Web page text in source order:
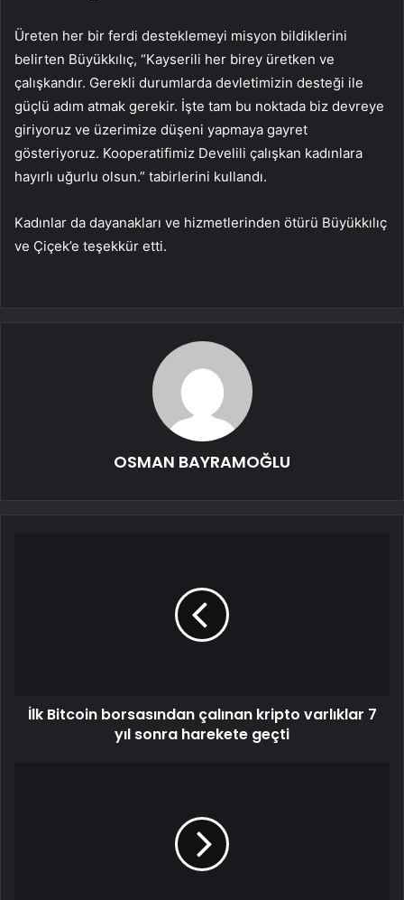
Üreten her bir ferdi desteklemeyi misyon bildiklerini
belirten Büyükkılıç, “Kayserili her birey üretken ve
çalışkandır. Gerekli durumlarda devletimizin desteği ile
güçlü adım atmak gerekir. İşte tam bu noktada biz devreye
giriyoruz ve üzerimize düşeni yapmaya gayret
gösteriyoruz. Kooperatifimiz Develili çalışkan kadınlara
hayırlı uğurlu olsun.” tabirlerini kullandı.
Kadınlar da dayanakları ve hizmetlerinden ötürü Büyükkılıç
ve Çiçek’e teşekkür etti.
OSMAN BAYRAMOĞLU
İlk Bitcoin borsasından çalınan kripto varlıklar 7
yıl sonra harekete geçti